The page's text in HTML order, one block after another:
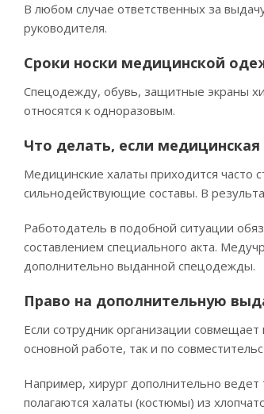
В любом случае ответственных за
руководителя.
Сроки носки медицинской
Спецодежду, обувь, защитные экраны
относятся к одноразовым.
Что делать, если
Медицинские халаты приходится часто
сильнодействующие составы. В
Работодатель в подобной ситуации
составлением специального акта.
дополнительно выданной спецодежды.
Право на дополнительную
Если сотрудник организации
основной работе, так и по
Например, хирург дополнительно ведет
полагаются халаты (костюмы) из